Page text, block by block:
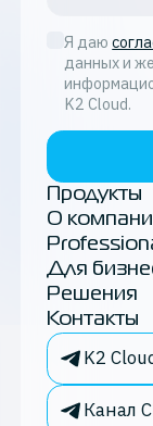
Я даю
данных и
K2 Cloud.
Продукты
О
Для
Решения
Контакты
K2
Канал